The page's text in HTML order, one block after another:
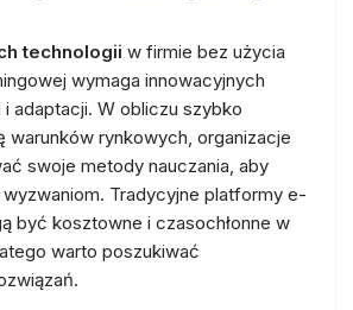
technologii w firmie bez użycia
wymaga innowacyjnych
adaptacji. W obliczu szybko
warunków rynkowych, organizacje
swoje metody nauczania, aby
Tradycyjne platformy e-
być kosztowne i czasochłonne w
warto poszukiwać